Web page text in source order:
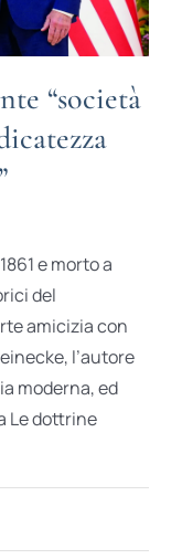
“società
e morto a
del
amicizia con
l’autore
moderna, ed
Le dottrine